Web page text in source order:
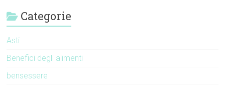
Categorie
Asti
Benefici degli alimenti
bensessere